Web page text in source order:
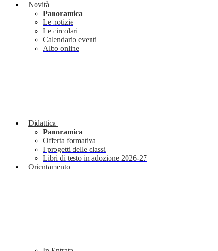
Novità
Panoramica
Le notizie
Le circolari
Calendario eventi
Albo online
Didattica
Panoramica
Offerta formativa
I progetti delle classi
Libri di testo in adozione 2026-27
Orientamento